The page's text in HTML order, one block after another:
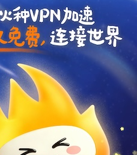
反对
反对[0]